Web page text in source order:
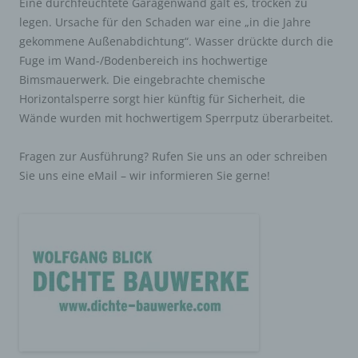
legen. Ursache für den Schaden war eine „in die Jahre
gekommene Außenabdichtung“. Wasser drückte durch die
Fuge im Wand-/Bodenbereich ins hochwertige
Bimsmauerwerk. Die eingebrachte chemische
Horizontalsperre sorgt hier künftig für Sicherheit, die
Wände wurden mit hochwertigem Sperrputz überarbeitet.
Fragen zur Ausführung? Rufen Sie uns an oder schreiben
Sie uns eine eMail – wir informieren Sie gerne!
(ISP) der betroffenen Person vergebene IP-
Adresse mitprotokolliert. Diese Speicherung der
IP-Adresse erfolgt aus Sicherheitsgründen und für
den Fall, dass die betroffene Person durch einen
abgegebenen Kommentar die Rechte Dritter
verletzt oder rechtswidrige Inhalte postet. Die
Speicherung dieser personenbezogenen Daten
erfolgt daher im eigenen Interesse des für die
im Falle einer Rechtsverletzung gegebenenfalls
exkulpieren könnte. Es erfolgt keine Weitergabe
Verantwortlichen dient.
Gravatar
Bei Kommentaren wird auf den Gravatar Service von